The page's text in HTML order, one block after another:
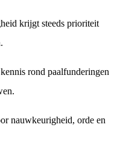
krijgt steeds prioriteit
rond paalfunderingen
nauwkeurigheid, orde en